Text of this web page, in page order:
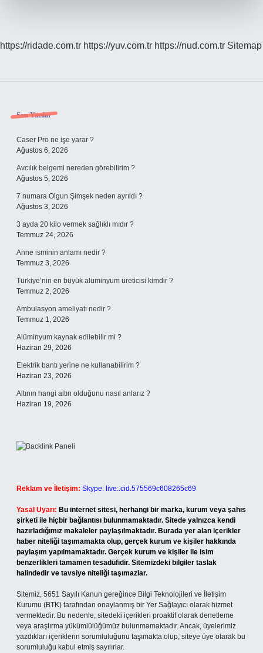
https://ridade.com.tr https://yuv.com.tr https://nud.com.tr Sitemap
Sidebar
Son Yazılar
Caser Pro ne işe yarar ?
Ağustos 6, 2026
Avcılık belgemi nereden görebilirim ?
Ağustos 5, 2026
7 numara Olgun Şimşek neden ayrıldı ?
Ağustos 3, 2026
3 ayda 20 kilo vermek sağlıklı mıdır ?
Temmuz 24, 2026
Anne isminin anlamı nedir ?
Temmuz 3, 2026
Türkiye’nin en büyük alüminyum üreticisi kimdir ?
Temmuz 2, 2026
Ambulasyon ameliyatı nedir ?
Temmuz 1, 2026
Alüminyum kaynak edilebilir mi ?
Haziran 29, 2026
Elektrik bantı yerine ne kullanabilirim ?
Haziran 23, 2026
Altının hangi altın olduğunu nasıl anlarız ?
Haziran 19, 2026
Reklam ve İletişim: Skype: live:.cid.575569c608265c69
Yasal Uyarı: Bu internet sitesi, herhangi bir marka, kurum veya şahıs
şirketi ile hiçbir bağlantısı bulunmamaktadır. Sitede yalnızca kendi
hazırladığımız makaleler paylaşılmaktadır. Burada yer alan içerikler
haber niteliği taşımamakta olup, gerçek kurum ve kişiler hakkında
paylaşım yapılmamaktadır. Gerçek kurum ve kişiler ile isim
benzerlikleri tamamen tesadüfidir. Sitemizdeki bilgiler taslak
halindedir ve tavsiye niteliği taşımazlar.
Sitemiz, 5651 Sayılı Kanun gereğince Bilgi Teknolojileri ve İletişim
Kurumu (BTK) tarafından onaylanmış bir Yer Sağlayıcı olarak hizmet
vermektedir. Bu nedenle, sitedeki içerikleri proaktif olarak denetleme
veya araştırma yükümlülüğümüz bulunmamaktadır. Ancak, üyelerimiz
yazdıkları içeriklerin sorumluluğunu taşımakta olup, siteye üye olarak bu
sorumluluğu kabul etmiş sayılırlar.